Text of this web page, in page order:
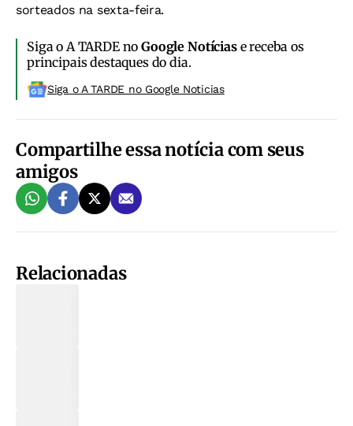
sorteados na sexta-feira.
Siga o A TARDE noGoogle Notíciase receba os
principais destaques do dia.
Siga o A TARDE no Google Noticias
Compartilhe essa notícia com seus
amigos
Relacionadas